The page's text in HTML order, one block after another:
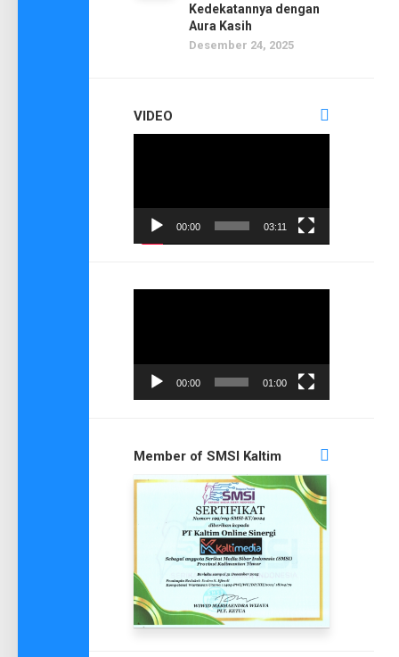
Kedekatannya dengan
Aura Kasih
Desember 24, 2025
VIDEO
00:00 03:11
00:00 01:00
Member of SMSI Kaltim